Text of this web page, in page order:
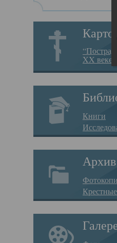
XX веке
Книги
Архив